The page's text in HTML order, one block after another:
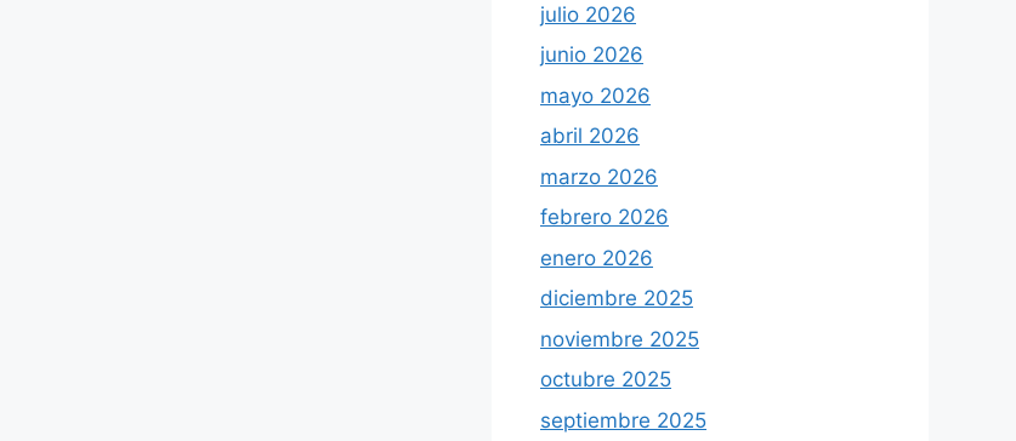
julio 2026
junio 2026
mayo 2026
abril 2026
marzo 2026
febrero 2026
enero 2026
diciembre 2025
noviembre 2025
octubre 2025
septiembre 2025